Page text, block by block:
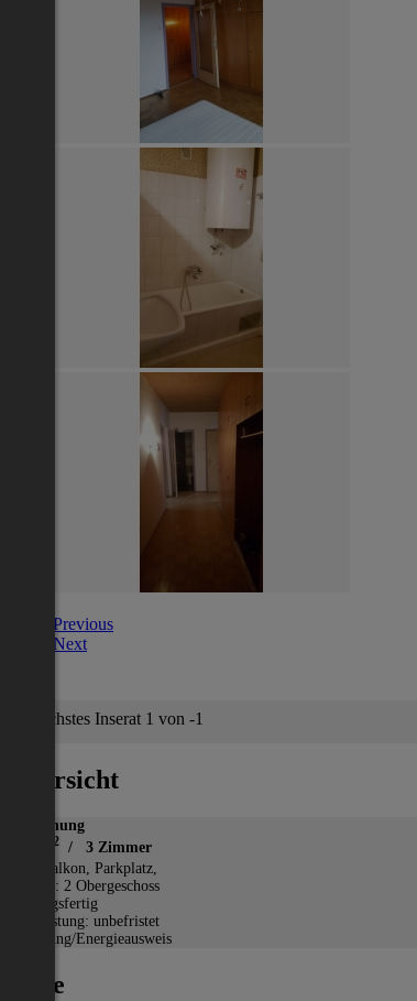
Previous
Next
Nächstes Inserat 1 von -1
Übersicht
Wohnung
2 / 3 Zimmer
Balkon, Parkplatz,
Etage: 2 Obergeschoss
Bezugsfertig
Befristung: unbefristet
Heizung/Energieausweis
Lage